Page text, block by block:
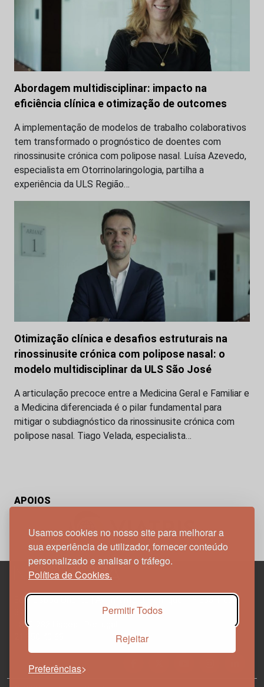
Usamos cookies no nosso site para melhorar a
sua experiência de utilizador, fornecer conteúdo
personalizado e analisar o tráfego.
Política de Cookies.
Permitir Todos
Rejeitar
Preferências
Abordagem multidisciplinar: impacto na
eficiência clínica e otimização de outcomes
A implementação de modelos de trabalho colaborativos
tem transformado o prognóstico de doentes com
rinossinusite crónica com polipose nasal. Luísa Azevedo,
especialista em Otorrinolaringologia, partilha a
experiência da ULS Região…
Otimização clínica e desafios estruturais na
rinossinusite crónica com polipose nasal: o
modelo multidisciplinar da ULS São José
A articulação precoce entre a Medicina Geral e Familiar e
a Medicina diferenciada é o pilar fundamental para
mitigar o subdiagnóstico da rinossinusite crónica com
polipose nasal. Tiago Velada, especialista…
APOIOS
Edif. Lisboa Oriente | Av. Infante D. Henrique, n.º 333H, esc.
1800-282 Lisboa | Portugal